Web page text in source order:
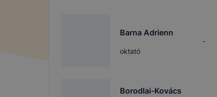
Barna Adrienn
oktató
-
Borodlai-Kovács